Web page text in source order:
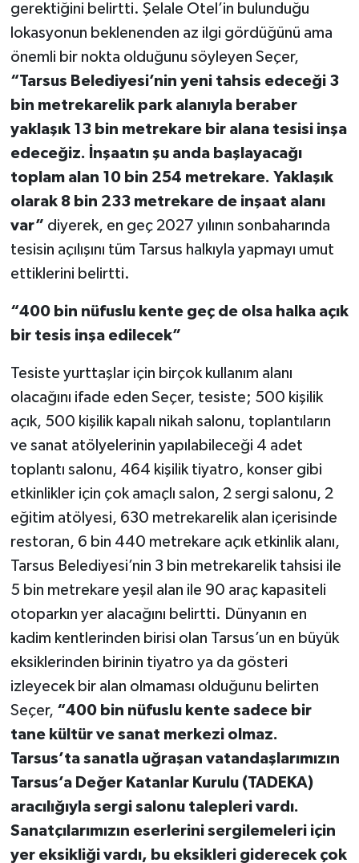
gerektiğini belirtti. Şelale Otel’in bulunduğu
lokasyonun beklenenden az ilgi gördüğünü ama
önemli bir nokta olduğunu söyleyen Seçer,
“Tarsus Belediyesi’nin yeni tahsis edeceği 3
bin metrekarelik park alanıyla beraber
yaklaşık 13 bin metrekare bir alana tesisi inşa
edeceğiz. İnşaatın şu anda başlayacağı
toplam alan 10 bin 254 metrekare. Yaklaşık
olarak 8 bin 233 metrekare de inşaat alanı
var” diyerek, en geç 2027 yılının sonbaharında
tesisin açılışını tüm Tarsus halkıyla yapmayı umut
ettiklerini belirtti.
“400 bin nüfuslu kente geç de olsa halka açık
bir tesis inşa edilecek”
Tesiste yurttaşlar için birçok kullanım alanı
olacağını ifade eden Seçer, tesiste; 500 kişilik
açık, 500 kişilik kapalı nikah salonu, toplantıların
ve sanat atölyelerinin yapılabileceği 4 adet
toplantı salonu, 464 kişilik tiyatro, konser gibi
etkinlikler için çok amaçlı salon, 2 sergi salonu, 2
eğitim atölyesi, 630 metrekarelik alan içerisinde
restoran, 6 bin 440 metrekare açık etkinlik alanı,
Tarsus Belediyesi’nin 3 bin metrekarelik tahsisi ile
5 bin metrekare yeşil alan ile 90 araç kapasiteli
otoparkın yer alacağını belirtti. Dünyanın en
kadim kentlerinden birisi olan Tarsus’un en büyük
eksiklerinden birinin tiyatro ya da gösteri
izleyecek bir alan olmaması olduğunu belirten
Seçer, “400 bin nüfuslu kente sadece bir
tane kültür ve sanat merkezi olmaz.
Tarsus’ta sanatla uğraşan vatandaşlarımızın
Tarsus’a Değer Katanlar Kurulu (TADEKA)
aracılığıyla sergi salonu talepleri vardı.
Sanatçılarımızın eserlerini sergilemeleri için
yer eksikliği vardı, bu eksikleri giderecek çok